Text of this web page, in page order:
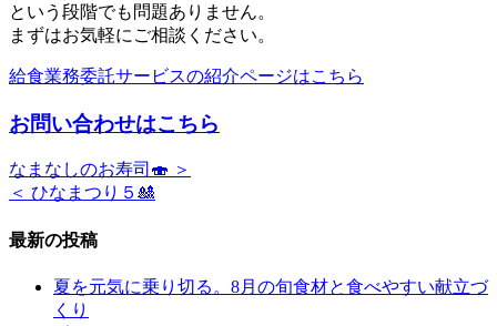
という段階でも問題ありません。
まずはお気軽にご相談ください。
給食業務委託サービスの紹介ページはこちら
お問い合わせはこちら
なまなしのお寿司🍣 ＞
＜ ひなまつり５🎎
最新の投稿
夏を元気に乗り切る。8月の旬食材と食べやすい献立づ
くり